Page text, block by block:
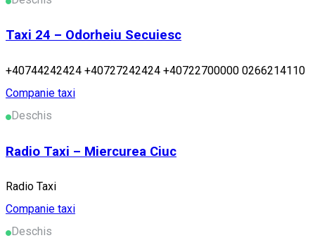
Taxi 24 – Odorheiu Secuiesc
+40744242424 +40727242424 +40722700000 0266214110
Companie taxi
Deschis
Radio Taxi – Miercurea Ciuc
Radio Taxi
Companie taxi
Deschis